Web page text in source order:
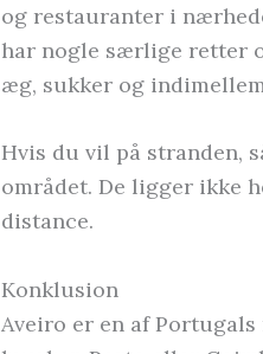
og restauranter i
har nogle særlige retter
æg, sukker og
Hvis du vil på stranden,
området. De ligger ikke
distance.
Konklusion
Aveiro er en af